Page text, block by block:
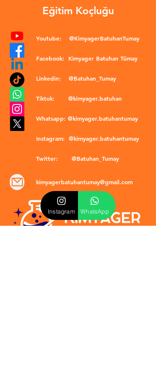
Eğitim Koçluğu
Youtube: @KimyagerBatuhanTumay
Facebook: Kimyager Batuhan Tümay
Linkedin: @Batuhan_Tumay
Tiktok: @kimyager.batuhan
Whatsapp: @kimyager.batuhantumay
Instagram: @kimyager.batuhantumay
Twitter: @Batuhan_Tumay
kimyagerbatuhantumay@gmail.com
Instagram WhatsApp